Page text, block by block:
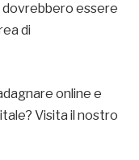
dovrebbero essere
di
online e
Visita il nostro